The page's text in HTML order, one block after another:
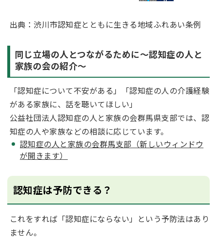
出典：渋川市認知症とともに生きる地域ふれあい条例
同じ立場の人とつながるために～認知症の人と
家族の会の紹介～
「認知症について不安がある」「認知症の人の介護経験
がある家族に、話を聴いてほしい」
公益社団法人認知症の人と家族の会群馬県支部では、認
知症の人や家族などの相談に応じています。
認知症の人と家族の会群馬支部（新しいウィンドウ
が開きます）
認知症は予防できる？
これをすれば「認知症にならない」という予防法はあり
ません。